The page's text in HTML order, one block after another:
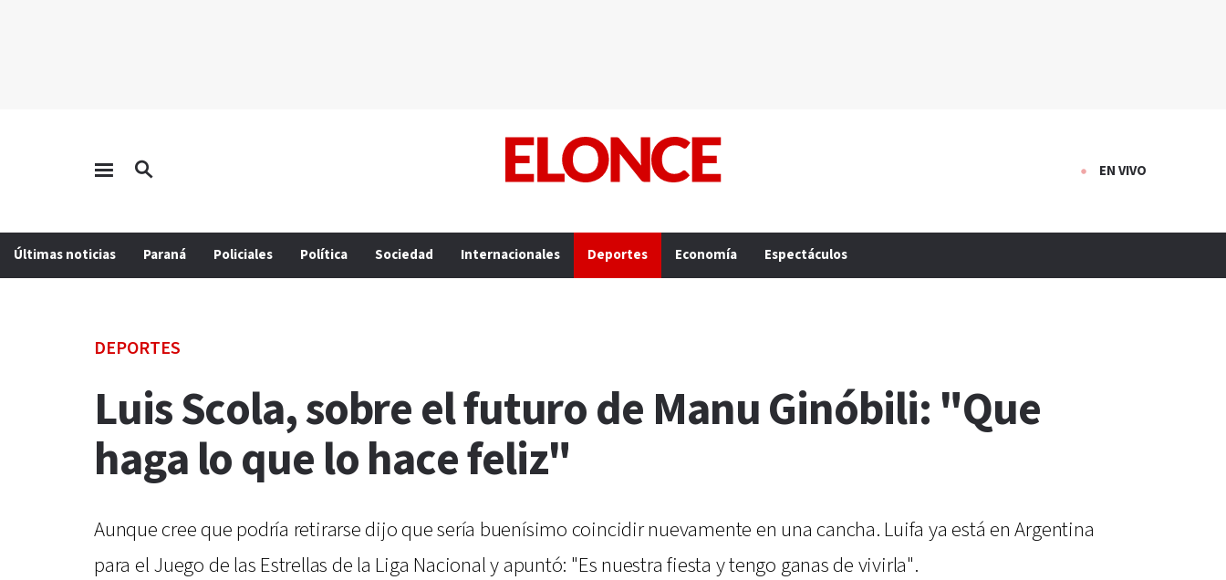
EN VIVO
Últimas noticias Paraná Policiales Política Sociedad Internacionales Deportes Economía Espectáculos
DEPORTES
Luis Scola, sobre el futuro de Manu Ginóbili: "Que
haga lo que lo hace feliz"
Aunque cree que podría retirarse dijo que sería buenísimo coincidir nuevamente en una cancha. Luifa ya está en Argentina
para el Juego de las Estrellas de la Liga Nacional y apuntó: "Es nuestra fiesta y tengo ganas de vivirla".